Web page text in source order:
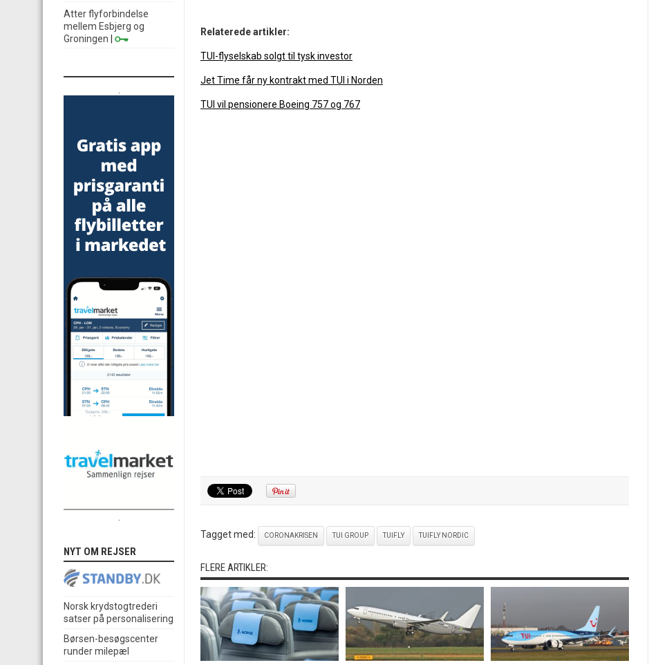
Relaterede artikler:
TUI-flyselskab solgt til tysk investor
Jet Time får ny kontrakt med TUI i Norden
TUI vil pensionere Boeing 757 og 767
Tagget med: CORONAKRISEN TUI GROUP TUIFLY TUIFLY NORDIC
FLERE ARTIKLER:
Atter flyforbindelse
mellem Esbjerg og
Groningen
NYT OM REJSER
Norsk krydstogtrederi
satser på personalisering
Børsen-besøgscenter
runder milepæl